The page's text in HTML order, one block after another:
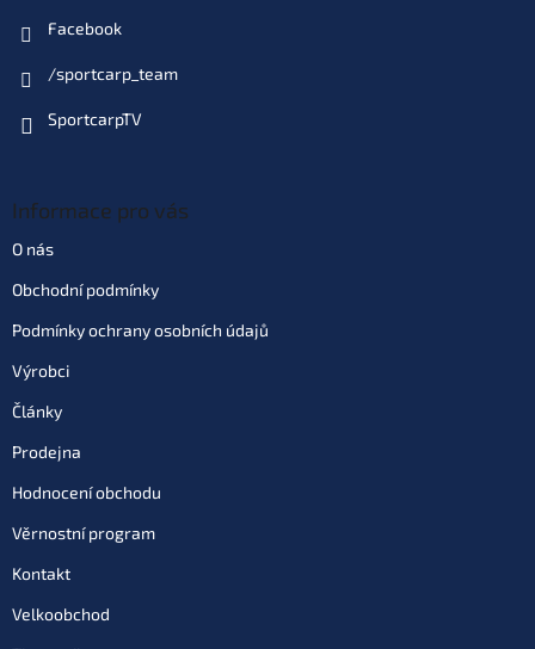
Facebook
/sportcarp_team
SportcarpTV
Informace pro vás
O nás
Obchodní podmínky
Podmínky ochrany osobních údajů
Výrobci
Články
Prodejna
Hodnocení obchodu
Věrnostní program
Kontakt
Velkoobchod